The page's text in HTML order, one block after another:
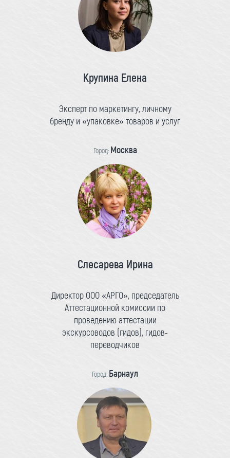
Крупина Елена
Эксперт по маркетингу, личному
бренду и «упаковке» товаров и услуг
Город: Москва
Слесарева Ирина
Директор ООО «АРГО», председатель
Аттестационной комиссии по
проведению аттестации
экскурсоводов (гидов), гидов-
переводчиков
Город: Барнаул